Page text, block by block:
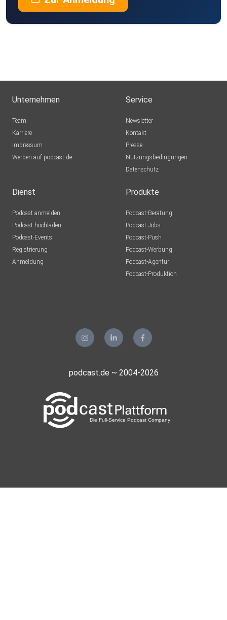
Unternehmen
Team
Karriere
Impressum
Werben auf podcast.de
Service
Newsletter
Kontakt
Presse
Nutzungsbedingungen
Datenschutz
Dienst
Podcast anmelden
Podcast hochladen
Podcast-Events
Registrierung
Anmeldung
Produkte
Podcast-Beratung
Podcast-Jobs
Podcast-Push
Podcast-Werbung
Podcast-Agentur
Podcast-Produktion
podcast.de ~ 2004-2026